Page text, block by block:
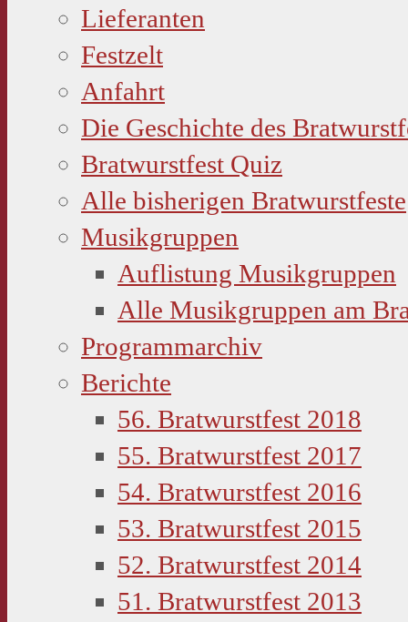
Lieferanten
Festzelt
Anfahrt
Die Geschichte des
Bratwurstfest Quiz
Alle bisherigen Bratwurstfeste
Musikgruppen
Auflistung Musikgruppen
Alle Musikgruppen am
Programmarchiv
Berichte
56. Bratwurstfest 2018
55. Bratwurstfest 2017
54. Bratwurstfest 2016
53. Bratwurstfest 2015
52. Bratwurstfest 2014
51. Bratwurstfest 2013